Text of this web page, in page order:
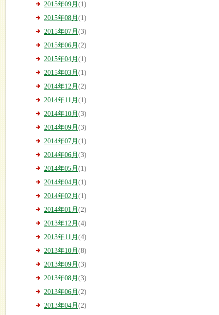
2015年09月 (1)
2015年08月 (1)
2015年07月 (3)
2015年06月 (2)
2015年04月 (1)
2015年03月 (1)
2014年12月 (2)
2014年11月 (1)
2014年10月 (3)
2014年09月 (3)
2014年07月 (1)
2014年06月 (3)
2014年05月 (1)
2014年04月 (1)
2014年02月 (1)
2014年01月 (2)
2013年12月 (4)
2013年11月 (4)
2013年10月 (8)
2013年09月 (3)
2013年08月 (3)
2013年06月 (2)
2013年04月 (2)